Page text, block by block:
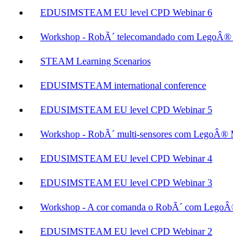
EDUSIMSTEAM EU level CPD Webinar 6
Workshop - RobÃ´ telecomandado com
STEAM Learning Scenarios
EDUSIMSTEAM international conference
EDUSIMSTEAM EU level CPD Webinar 5
Workshop - RobÃ´ multi-sensores com
EDUSIMSTEAM EU level CPD Webinar 4
EDUSIMSTEAM EU level CPD Webinar 3
Workshop - A cor comanda o RobÃ´ com
EDUSIMSTEAM EU level CPD Webinar 2